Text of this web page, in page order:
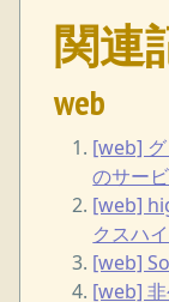
関連
web
[web]
のサー
[web]
クスハ
[web]
[web]